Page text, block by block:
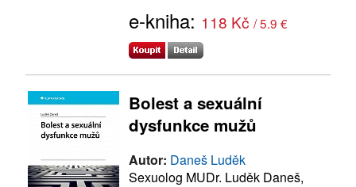
e-kniha: 118 Kč / 5.9 €
Bolest a sexuální
dysfunkce mužů
Autor: Daneš Luděk
Sexuolog MUDr. Luděk Daneš,